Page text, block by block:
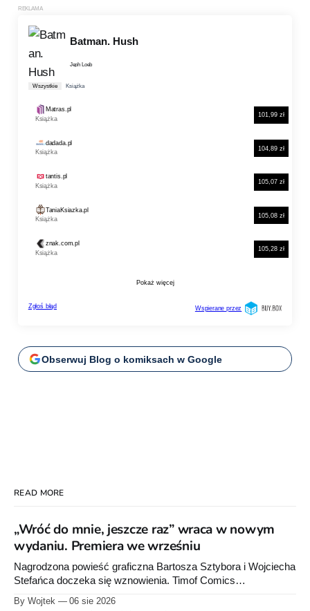
Obserwuj Blog o komiksach w Google
READ MORE
„Wróć do mnie, jeszcze raz” wraca w nowym
wydaniu. Premiera we wrześniu
Nagrodzona powieść graficzna Bartosza Sztybora i Wojciecha
Stefańca doczeka się wznowienia. Timof Comics
przygotowuje nową edycję albumu „Wróć do mnie, jeszcze
raz”, którego pierwsze wydanie ukazało się w 2015 roku.
By Wojtek 06 sie 2026